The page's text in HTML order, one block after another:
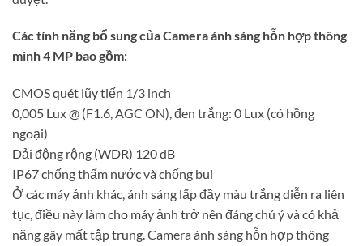
Các tính năng bổ sung của Camera ánh sáng hỗn hợp thông
minh 4 MP bao gồm:
CMOS quét lũy tiến 1/3 inch
0,005 Lux @ (F1.6, AGC ON), đen trắng: 0 Lux (có hồng
ngoại)
Dải động rộng (WDR) 120 dB
IP67 chống thấm nước và chống bụi
Ở các máy ảnh khác, ánh sáng lấp đầy màu trắng diễn ra liên
tục, điều này làm cho máy ảnh trở nên đáng chú ý và có khả
năng gây mất tập trung. Camera ánh sáng hỗn hợp thông